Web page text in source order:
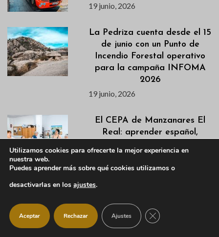
19 junio, 2026
La Pedriza cuenta desde el 15
de junio con un Punto de
Incendio Forestal operativo
para la campaña INFOMA
2026
19 junio, 2026
El CEPA de Manzanares El
Real: aprender español,
comunidad
19 junio, 2026
sus puertas el próximo 18 de
junio tras la reparación de
Utilizamos cookies para ofrecerte la mejor experiencia en
nuestra web.
Puedes aprender más sobre qué cookies utilizamos o
desactivarlas en los ajustes.
Aceptar Rechazar Ajustes CERRAR EL